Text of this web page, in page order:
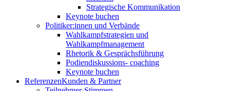
Strategische Kommunikation
Keynote buchen
Politiker:innen und Verbände
Wahlkampfstrategien und
Wahlkampfmanagement
Rhetorik & Gesprächsführung
Podiendiskussions- coaching
Keynote buchen
ReferenzenKunden & Partner